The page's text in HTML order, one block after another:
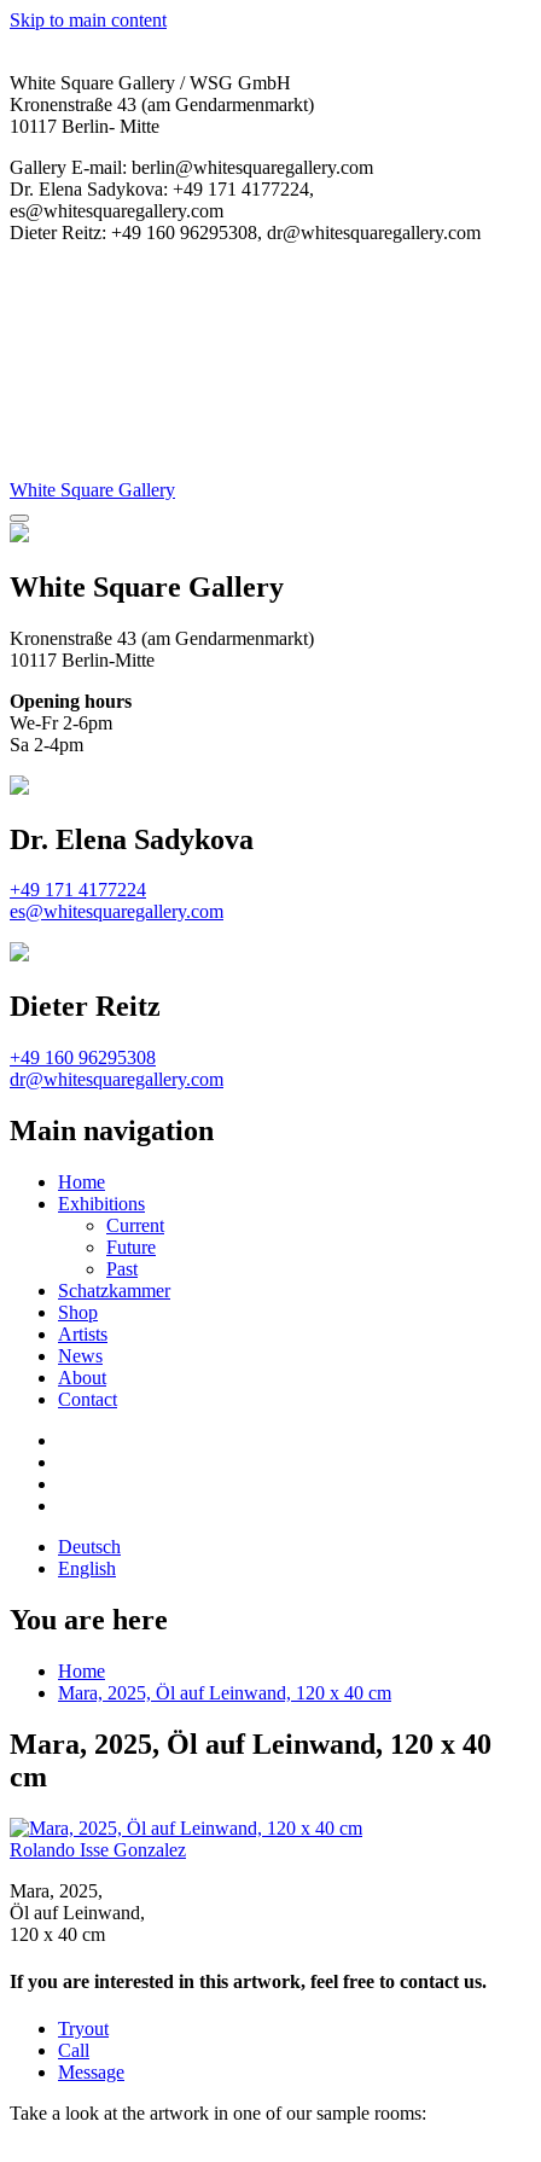
Skip to main content
White Square Gallery / WSG GmbH
Kronenstraße 43 (am Gendarmenmarkt)
10117 Berlin- Mitte
Gallery E-mail: berlin@whitesquaregallery.com
Dr. Elena Sadykova: +49 171 4177224,
es@whitesquaregallery.com
Dieter Reitz: +49 160 96295308, dr@whitesquaregallery.com
White Square Gallery
White Square Gallery
Kronenstraße 43 (am Gendarmenmarkt)
10117 Berlin-Mitte
Opening hours
We-Fr 2-6pm
Sa 2-4pm
Dr. Elena Sadykova
+49 171 4177224
es@whitesquaregallery.com
Dieter Reitz
+49 160 96295308
dr@whitesquaregallery.com
Main navigation
Home
Exhibitions
Current
Future
Past
Schatzkammer
Shop
Artists
News
About
Contact
Deutsch
English
You are here
Home
Mara, 2025, Öl auf Leinwand, 120 x 40 cm
Mara, 2025, Öl auf Leinwand, 120 x 40
cm
Rolando Isse Gonzalez
Mara, 2025,
Öl auf Leinwand,
120 x 40 cm
If you are interested in this artwork, feel free to contact us.
Tryout
Call
Message
Take a look at the artwork in one of our sample rooms: